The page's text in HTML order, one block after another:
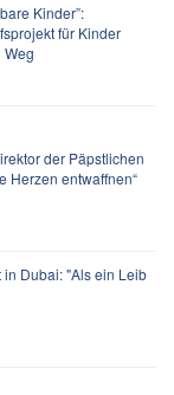
Kinder”:
für Kinder
der Päpstlichen
Herzen entwaffnen“
Dubai: "Als ein Leib